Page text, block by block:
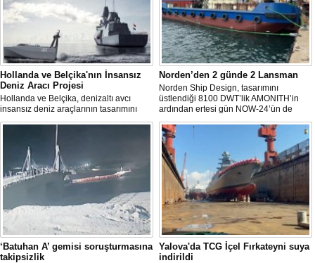
Hollanda ve Belçika'nın İnsansız
Deniz Aracı Projesi
Hollanda ve Belçika, denizaltı avcı
insansız deniz araçlarının tasarımını
başlattı. Proje, 2 ülkenin deniz
kuvvetlerinin gelecekteki denizaltı karşıtı
yeteneklerini desteklemeyi amaçlıyor.
Norden’den 2 günde 2 Lansman
Norden Ship Design, tasarımını
üstlendiği 8100 DWT’lik AMONITH’in
ardından ertesi gün NOW-24’ün de
denize kavuşmasını kutladı.
‘Batuhan A’ gemisi soruşturmasına
takipsizlik
Yalova'da TCG İçel Fırkateyni suya
indirildi